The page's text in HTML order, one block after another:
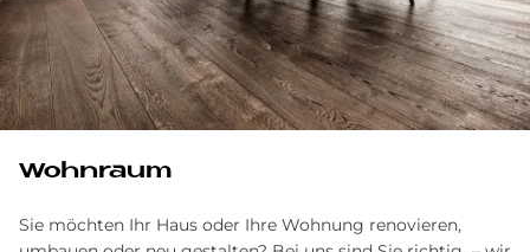
Wohnraum
Sie möchten Ihr Haus oder Ihre Wohnung renovieren,